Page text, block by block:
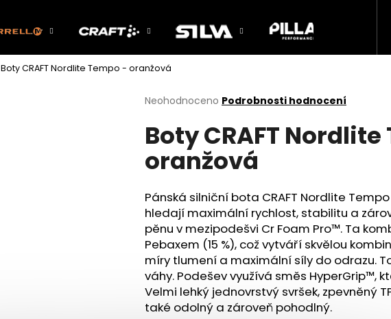
Boty CRAFT Nordlite Tempo - oranžová
Průměrné
produktu
je
z
hvězdiček.
Neohodnoceno Podrobnosti hodnocení
Boty CRAFT
oranžová
Pánská silniční bota CRAFT Nordlite
hledají maximální rychlost, stabilitu a
pěnu v mezipodešvi Cr Foam Pro™. Ta
Pebaxem (15 %), což vytváří skvělou
míry tlumení a maximální síly do odrazu.
váhy. Podešev využívá směs HyperGrip™,
Velmi lehký jednovrstvý svršek, zpevněný
také odolný a zároveň pohodlný.
Co potřebujete najít?
HLEDAT
BOTY CRAFT ENDURANCE 3 - BÍLÁ